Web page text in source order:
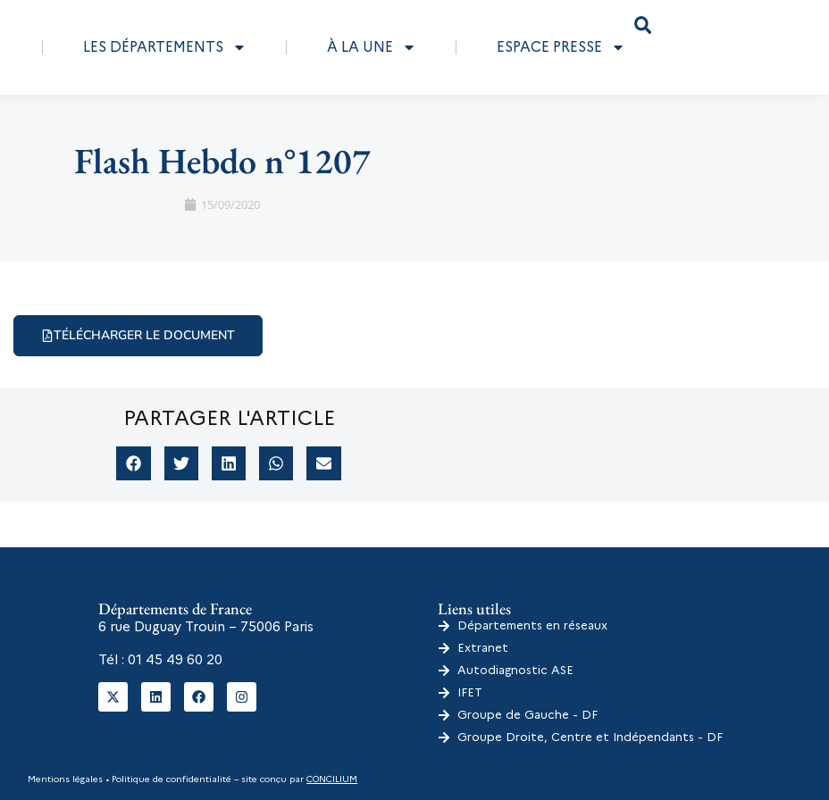
LES DÉPARTEMENTS À LA UNE ESPACE PRESSE
Flash Hebdo n°1207
15/09/2020
TÉLÉCHARGER LE DOCUMENT
PARTAGER L'ARTICLE
Départements de France
6 rue Duguay Trouin – 75006 Paris
Tél : 01 45 49 60 20
Liens utiles
Départements en réseaux
Extranet
Autodiagnostic ASE
IFET
Groupe de Gauche - DF
Groupe Droite, Centre et Indépendants - DF
Mentions légales • Politique de confidentialité – site conçu parCONCILIUM